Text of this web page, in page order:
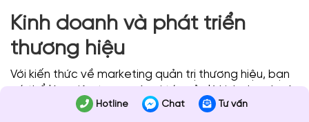
Kinh doanh và phát triển
thương hiệu
Với kiến thức về marketing quản trị thương hiệu, bạn
phát triển thương hiệu. Công việc của bạn sẽ tập
Hotline Chat Tư vấn